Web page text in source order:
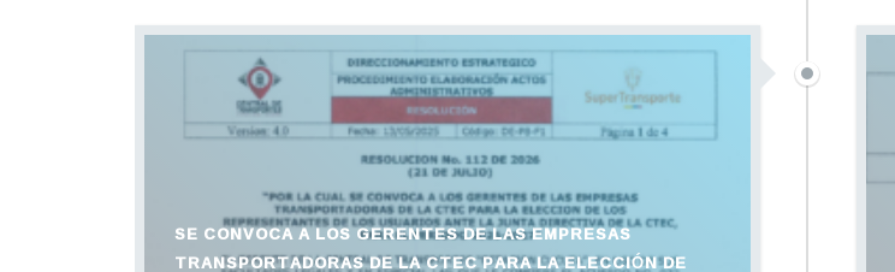
SE CONVOCA A LOS GERENTES DE LAS EMPRESAS
TRANSPORTADORAS DE LA CTEC PARA LA ELECCIÓN DE